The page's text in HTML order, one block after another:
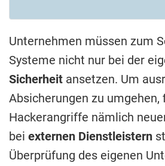
Unternehmen müssen zum
Systeme nicht nur bei der
Sicherheit ansetzen. Um
Absicherungen zu umgehen,
Hackerangriffe nämlich
bei externen Dienstleistern
Überprüfung des eigenen